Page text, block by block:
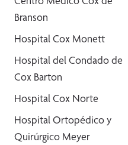
Branson
Hospital Cox Monett
Hospital del Condado de
Cox Barton
Hospital Cox Norte
Hospital Ortopédico y
Quirúrgico Meyer